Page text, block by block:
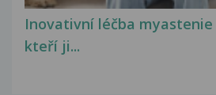
Inovativní léčba
kteří ji...